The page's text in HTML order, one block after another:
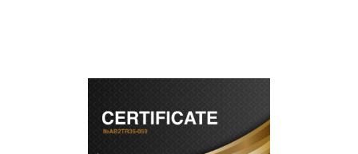
современное оборудование и
лицензированное ПО в ремонтно-
диагностических мастерских;